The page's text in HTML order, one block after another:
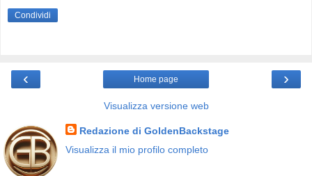
Condividi
‹ ›
Home page
Visualizza versione web
Redazione di GoldenBackstage
Visualizza il mio profilo completo